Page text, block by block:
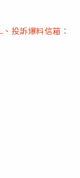
、投訴爆料信箱：